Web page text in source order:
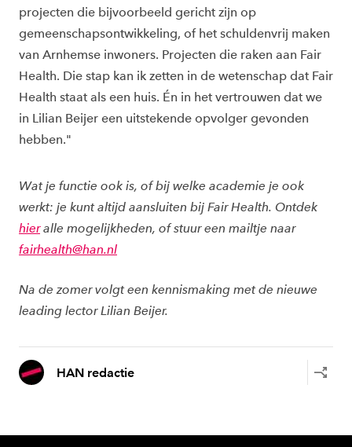
projecten die bijvoorbeeld gericht zijn op
gemeenschapsontwikkeling, of het schuldenvrij maken
van Arnhemse inwoners. Projecten die raken aan Fair
Health. Die stap kan ik zetten in de wetenschap dat Fair
Health staat als een huis. Én in het vertrouwen dat we
in Lilian Beijer een uitstekende opvolger gevonden
hebben."
Wat je functie ook is, of bij welke academie je ook
werkt: je kunt altijd aansluiten bij Fair Health. Ontdek
hieralle mogelijkheden, of stuur een mailtje naar
fairhealth@han.nl
Na de zomer volgt een kennismaking met de nieuwe
leading lector Lilian Beijer.
HAN redactie